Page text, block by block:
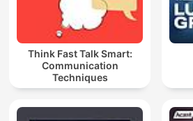
Think Fast Talk Smart:
Communication
Techniques